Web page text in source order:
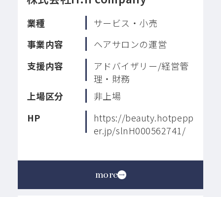
more
業種
サービス・小売
事業内容
ヘアサロンの運営
支援内容
アドバイザリー/経営管
理・財務
上場区分
非上場
HP
https://beauty.hotpepp
er.jp/slnH000562741/